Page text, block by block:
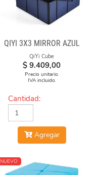
QIYI 3X3 MIRROR AZUL
QiYi Cube
$ 9.409,00
Precio unitario.
IVA incluido.
Cantidad:
Agregar
NUEVO